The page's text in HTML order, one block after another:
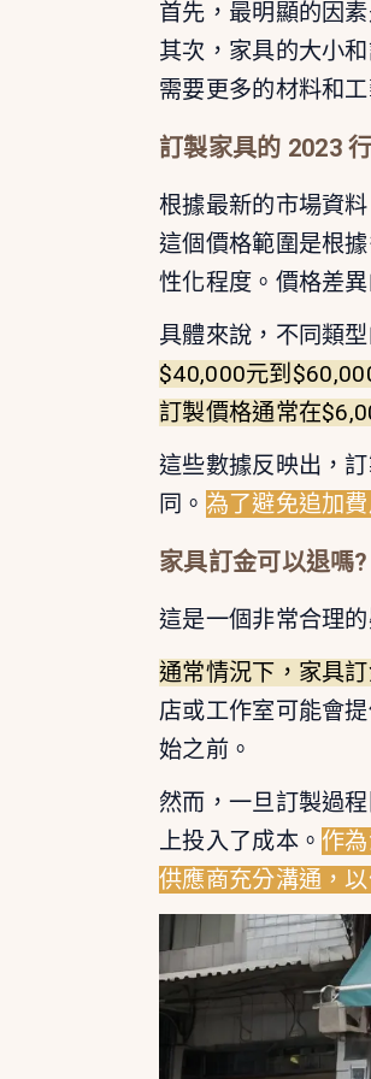
首先，最明顯的因
其次，家具的大小
需要更多的材料和
訂製家具的 2023
根據最新的市場資
這個價格範圍是根
性化程度。價格差
具體來說，不同類
$40,000元到
訂製價格通常在
這些數據反映出，
同。 為了避免追加
家具訂金可以退嗎?
這是一個非常合理
通常情況下，家具
店或工作室可能會
始之前。
然而，一旦訂製過
上投入了成本。作
供應商充分溝通，